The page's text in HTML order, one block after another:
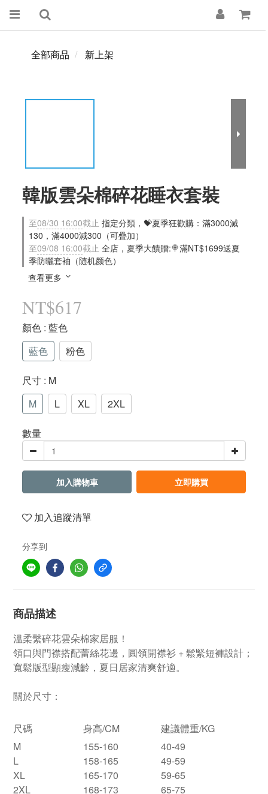
全部商品 新上架
韓版雲朵棉碎花睡衣套裝
至08/30 16:00截止 指定分類，💝夏季狂歡購：滿3000減
130，滿4000減300（可疊加）
至09/08 16:00截止 全店，夏季大饋贈:🍭滿NT$1699送夏
季防曬套袖（随机颜色）
查看更多
NT$617
顏色 : 藍色
藍色
粉色
尺寸 : M
M
L XL 2XL
數量
加入購物車 立即購買
加入追蹤清單
分享到
商品描述
溫柔繫碎花雲朵棉家居服！
領口與門襟搭配蕾絲花邊，圓領開襟衫 + 鬆緊短褲設計；
寬鬆版型顯瘦減齡，夏日居家清爽舒適。
關於尺寸：
尺碼 身高/CM
建議體重/KG
M
155-160
40-49
L
158-165
49-59
XL
165-170
59-65
2XL
168-173 65-75